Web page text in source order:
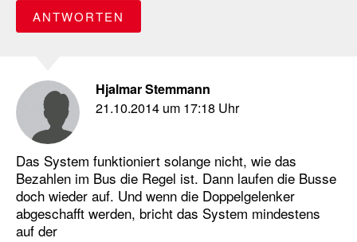
ANTWORTEN
Hjalmar Stemmann
21.10.2014 um 17:18 Uhr
Das System funktioniert solange nicht, wie das
Bezahlen im Bus die Regel ist. Dann laufen die Busse
doch wieder auf. Und wenn die Doppelgelenker
abgeschafft werden, bricht das System mindestens
auf der